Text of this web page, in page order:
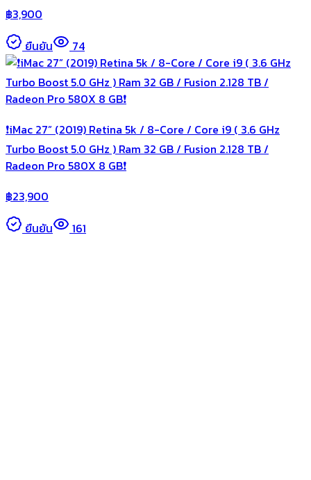
฿3,900
ยืนยัน
74
❗️iMac 27” (2019) Retina 5k / 8-Core / Core i9 ( 3.6 GHz
Turbo Boost 5.0 GHz ) Ram 32 GB / Fusion 2.128 TB /
Radeon Pro 580X 8 GB❗️
฿23,900
ยืนยัน
161